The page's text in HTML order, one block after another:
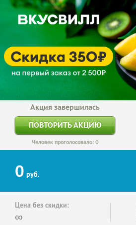
Акция завершилась
ПОВТОРИТЬ АКЦИЮ
Человек проголосовало: 0
0 руб.
Цена без скидки:
∞